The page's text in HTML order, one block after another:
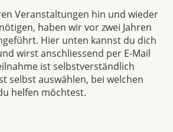
Veranstaltungen hin und wieder
haben wir vor zwei Jahren
Hier unten kannst du dich
wirst anschliessend per E-Mail
ist selbstverständlich
selbst auswählen, bei welchen
helfen möchtest.